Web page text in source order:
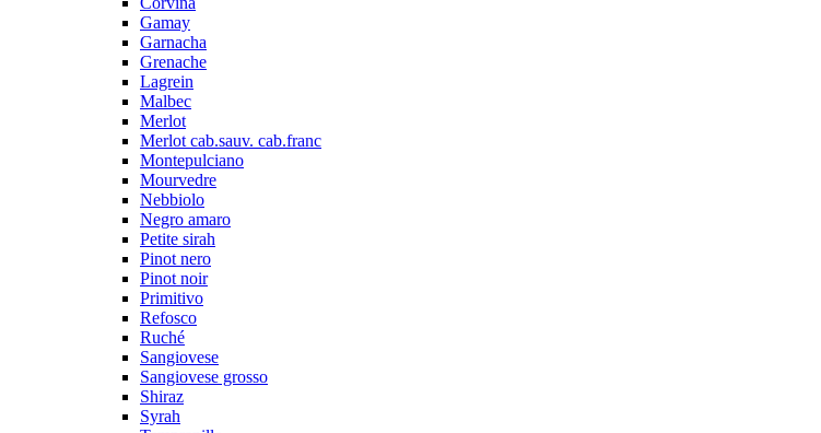
Gamay
Garnacha
Grenache
Lagrein
Malbec
Merlot
Merlot cab.sauv. cab.franc
Montepulciano
Mourvedre
Nebbiolo
Negro amaro
Petite sirah
Pinot nero
Pinot noir
Primitivo
Refosco
Ruché
Sangiovese
Sangiovese grosso
Shiraz
Syrah